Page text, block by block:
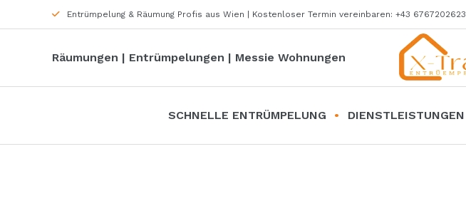
Entrümpelung & Räumung Profis aus Wien | Kostenloser Termin vereinbaren: +43 6767202623
Räumungen | Entrümpelungen | Messie Wohnungen
SCHNELLE ENTRÜMPELUNG DIENSTLEISTUNGEN